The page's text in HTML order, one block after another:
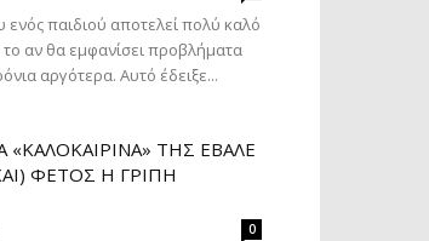
ενός παιδιού αποτελεί πολύ καλό
το αν θα εμφανίσει προβλήματα
αργότερα. Αυτό έδειξε...
«ΚΑΛΟΚΑΙΡΙΝΆ» ΤΗΣ ΈΒΑΛΕ
ΦΈΤΟΣ Η ΓΡΊΠΗ
0